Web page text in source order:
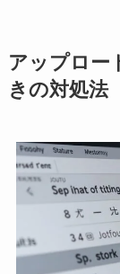
アップロー
きの対処法